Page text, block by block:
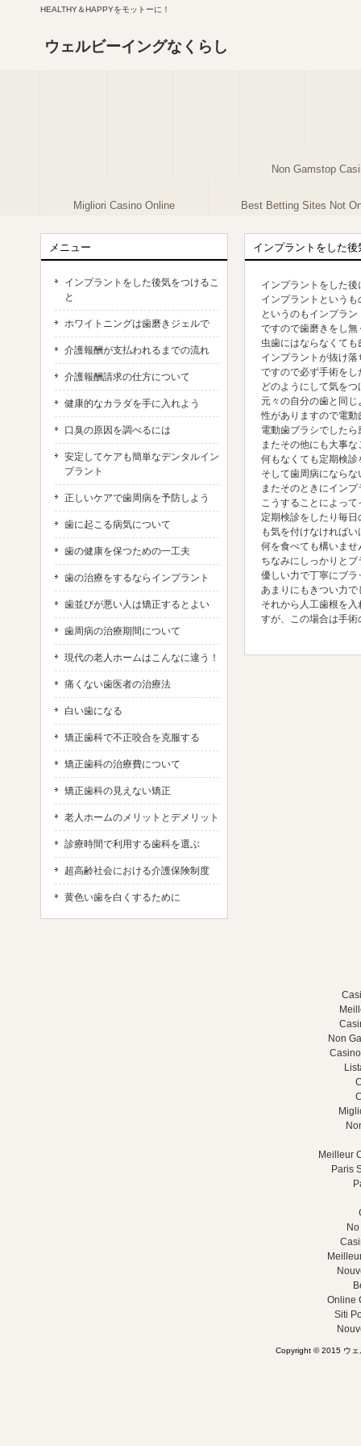
HEALTHY＆HAPPYをモットーに！
ウェルビーイングなくらし
Non Gamstop
Migliori Casino Online Best Betting Sites Not
インプラントをした
インプラント をした後
インプラントという
というのもインプラ
ですので歯磨きをし
虫歯にはならなくて
インプラントが抜け
ですので必ず手術を
どのようにして気を
元々の自分の歯と同
性がありますので電
電動歯ブラシでした
またその他にも大事
何もなくても定期検
そして歯周病になら
またそのときにイン
こうすることによっ
定期検診をしたり毎
も気を付けなければ
何を食べても構いま
ちなみにしっかりと
優しい力で丁寧にブ
あまりにもきつい力
それから人工歯根を
すが、この場合は手
メニュー
インプラントをした後気をつけるこ
と
ホワイトニングは歯磨きジェルで
介護報酬が支払われるまでの流れ
介護報酬請求の仕方について
健康的なカラダを手に入れよう
口臭の原因を調べるには
安定してケアも簡単なデンタルイン
プラント
正しいケアで歯周病を予防しよう
歯に起こる病気について
歯の健康を保つための一工夫
歯の治療をするならインプラント
歯並びが悪い人は矯正するとよい
歯周病の治療期間について
現代の老人ホームはこんなに違う！
痛くない歯医者の治療法
白い歯になる
矯正歯科で不正咬合を克服する
矯正歯科の治療費について
矯正歯科の見えない矯正
老人ホームのメリットとデメリット
診療時間で利用する歯科を選ぶ
超高齢社会における介護保険制度
黄色い歯を白くするために
Non
Meilleur
Paris
Online
Siti
Copyright © 2015 ウェ